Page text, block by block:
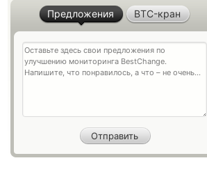
Предложения BTC-кран